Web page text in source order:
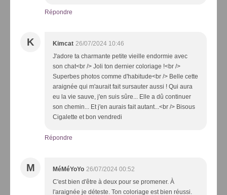
Répondre
K Kimcat 26/07/2024 10:46
J'adore ta charmante petite vieille endormie avec
son chat<br /> Joli ton dernier coloriage !<br />
Superbes photos comme d'habitude<br /> Belle cette
araignée qui m'aurait fait sursauter aussi ! Qui aura
eu la vie sauve, j'en suis sûre... Elle a dû continuer
son chemin... Et j'en aurais fait autant...<br /> Bisous
Cigalette et bon vendredi
Répondre
M MéMéYoYo 26/07/2024 00:52
C'est bien d'être à deux pour se promener. À
l'araignée je déteste. Ton coloriage est bien réussi.